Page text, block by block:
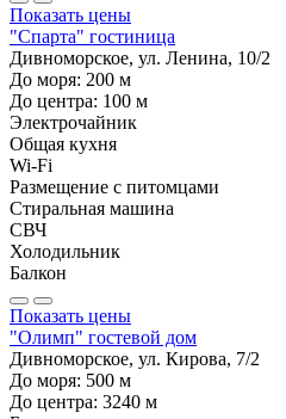
Показать цены
"Спарта" гостиница
Дивноморское, ул. Ленина, 10/2
До моря: 200 м
До центра: 100 м
Электрочайник
Общая кухня
Wi-Fi
Размещение с питомцами
Стиральная машина
СВЧ
Холодильник
Балкон
Показать цены
"Олимп" гостевой дом
Дивноморское, ул. Кирова, 7/2
До моря: 500 м
До центра: 3240 м